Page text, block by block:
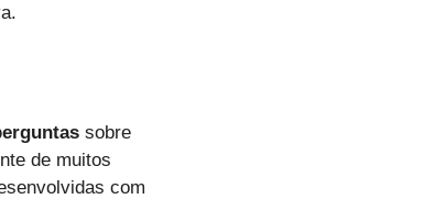
sobre
de muitos
com